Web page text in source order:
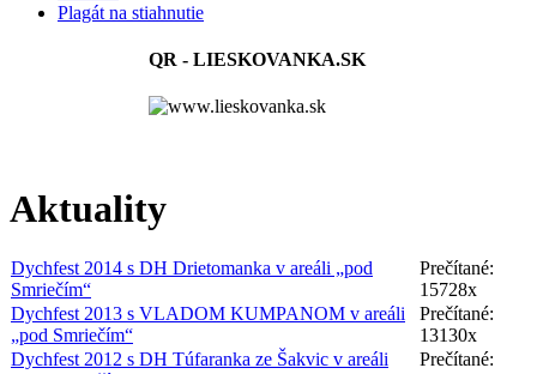
Plagát na stiahnutie
QR - LIESKOVANKA.SK
Aktuality
Dychfest 2014 s DH Drietomanka v areáli „pod
Smriečím“
Prečítané:
15728x
Dychfest 2013 s VLADOM KUMPANOM v areáli
„pod Smriečím“
Prečítané:
13130x
Dychfest 2012 s DH Túfaranka ze Šakvic v areáli
Prečítané: